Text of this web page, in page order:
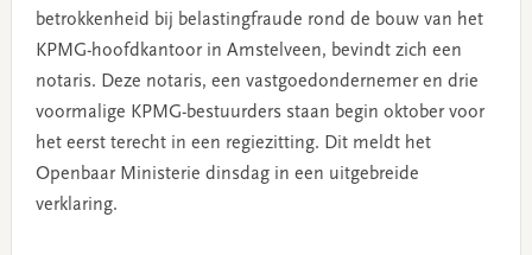
betrokkenheid bij belastingfraude rond de bouw van het
KPMG-hoofdkantoor in Amstelveen, bevindt zich een
notaris. Deze notaris, een vastgoedondernemer en drie
voormalige KPMG-bestuurders staan begin oktober voor
het eerst terecht in een regiezitting. Dit meldt het
Openbaar Ministerie dinsdag in een uitgebreide
verklaring.